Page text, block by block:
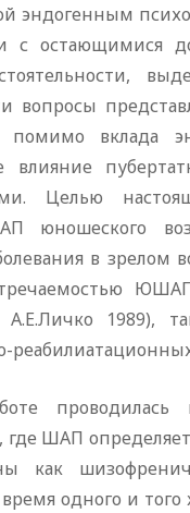
эндогенным
с остающимися
вклада
влияние
Целью
юношеского
в зрелом
1989),
проводилась
ШАП
как
одного и